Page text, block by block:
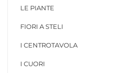
LE PIANTE
FIORI A STELI
I CENTROTAVOLA
I CUORI